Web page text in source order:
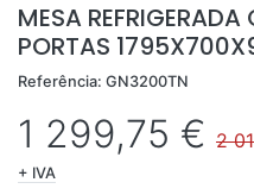
MESA
PORTAS
Referência: GN3200TN
1 299,75 € 2
+ IVA